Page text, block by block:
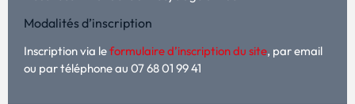
Modalités d’inscription
Inscription via leformulaire d’inscription du site, par email
ou par téléphone au 07 68 01 99 41